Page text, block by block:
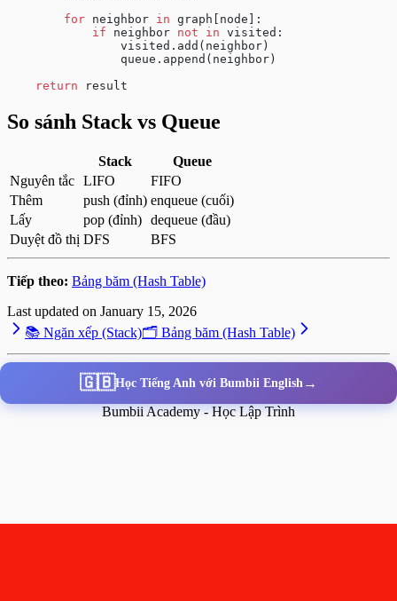
        for
neighbor in graph[node]:
            if
neighbor not in visited:
                visited.add(neighbor)
                queue.append(neighbor)
    return
result
So sánh Stack vs Queue
Stack
Queue
Nguyên tắc LIFO
FIFO
Thêm
push (đỉnh) enqueue (cuối)
Lấy
pop (đỉnh) dequeue (đầu)
Duyệt đồ thị DFS BFS
Tiếp theo: Bảng băm (Hash Table)
Last updated on January 15, 2026
📚 Ngăn xếp (Stack)🗂️ Bảng băm (Hash Table)
🇬🇧Học Tiếng Anh với Bumbii English →
Bumbii Academy - Học Lập Trình